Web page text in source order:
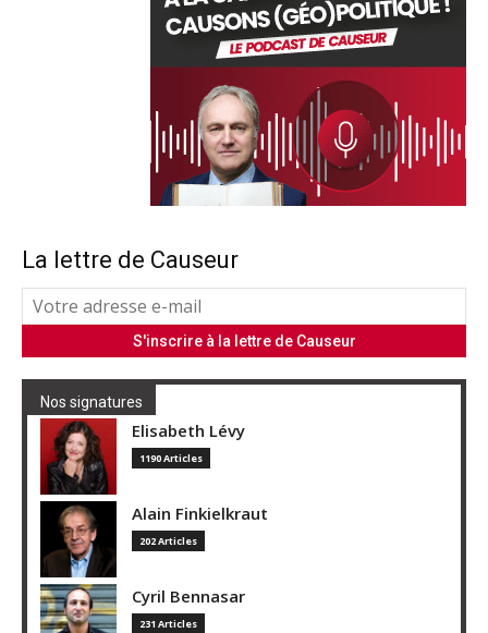
La lettre de Causeur
Nos signatures
Elisabeth Lévy
1190 Articles
Alain Finkielkraut
202 Articles
Cyril Bennasar
231 Articles